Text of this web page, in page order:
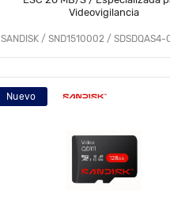
Videovigilancia
SANDISK / SND1510002 /
Nuevo